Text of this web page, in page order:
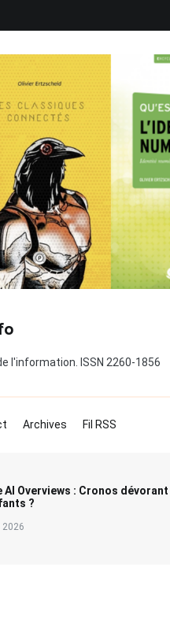
l'information. ISSN 2260-1856
Archives Fil RSS
AI Overviews : Cronos dévorant
?
2026